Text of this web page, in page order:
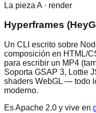
La pieza A · render
Hyperframes
Un CLI escrito sobre
composición en HTML/
para escribir un MP4
Soporta GSAP 3, Lottie
shaders WebGL — todo
moderno.
Es Apache 2.0 y vive en